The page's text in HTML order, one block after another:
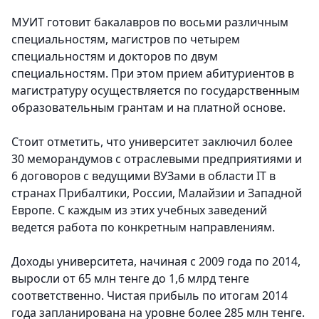
МУИТ готовит бакалавров по восьми различным
специальностям, магистров по четырем
специальностям и докторов по двум
специальностям. При этом прием абитуриентов в
магистратуру осуществляется по государственным
образовательным грантам и на платной основе.
Стоит отметить, что университет заключил более
30 меморандумов с отраслевыми предприятиями и
6 договоров с ведущими ВУЗами в области IT в
странах Прибалтики, России, Малайзии и Западной
Европе. C каждым из этих учебных заведений
ведется работа по конкретным направлениям.
Доходы университета, начиная с 2009 года по 2014,
выросли от 65 млн тенге до 1,6 млрд тенге
соответственно. Чистая прибыль по итогам 2014
года запланирована на уровне более 285 млн тенге.